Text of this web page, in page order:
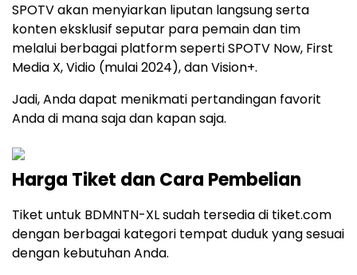
SPOTV akan menyiarkan liputan langsung serta
konten eksklusif seputar para pemain dan tim
melalui berbagai platform seperti SPOTV Now, First
Media X, Vidio (mulai 2024), dan Vision+.
Jadi, Anda dapat menikmati pertandingan favorit
Anda di mana saja dan kapan saja.
Harga Tiket dan Cara Pembelian
Tiket untuk BDMNTN-XL sudah tersedia di tiket.com
dengan berbagai kategori tempat duduk yang sesuai
dengan kebutuhan Anda.